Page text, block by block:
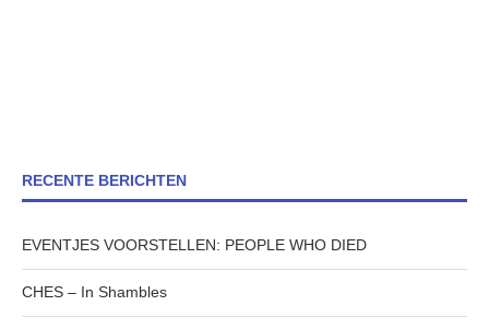
RECENTE BERICHTEN
EVENTJES VOORSTELLEN: PEOPLE WHO DIED
CHES – In Shambles